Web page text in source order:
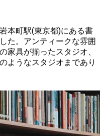
本町駅(東京都)にある書
た。アンティークな雰囲
家具が揃ったスタジオ、
ようなスタジオまであり